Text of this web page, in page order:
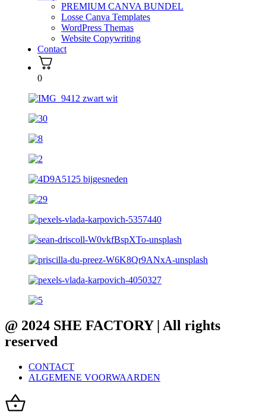
PREMIUM CANVA BUNDEL
Losse Canva Templates
WordPress Themas
Website Copywriting
Contact
0
@ 2024 SHE FACTORY | All rights
reserved
CONTACT
ALGEMENE VOORWAARDEN